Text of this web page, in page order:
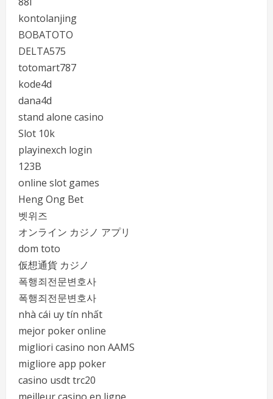
kontolanjing
BOBATOTO
DELTA575
totomart787
kode4d
dana4d
stand alone casino
Slot 10k
playinexch login
123B
online slot games
Heng Ong Bet
벳위즈
オンライン カジノ アプリ
dom toto
仮想通貨 カジノ
폭행죄전문변호사
폭행죄전문변호사
nhà cái uy tín nhất
mejor poker online
migliori casino non AAMS
migliore app poker
casino usdt trc20